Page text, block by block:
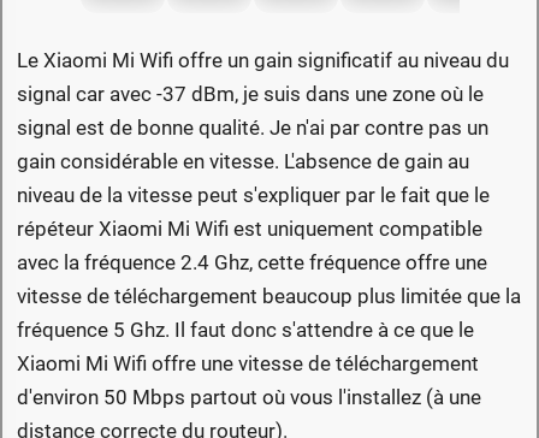
Le Xiaomi Mi Wifi offre un gain significatif au niveau du
signal car avec -37 dBm, je suis dans une zone où le
signal est de bonne qualité. Je n'ai par contre pas un
gain considérable en vitesse. L'absence de gain au
niveau de la vitesse peut s'expliquer par le fait que le
répéteur Xiaomi Mi Wifi est uniquement compatible
avec la fréquence 2.4 Ghz, cette fréquence offre une
vitesse de téléchargement beaucoup plus limitée que la
fréquence 5 Ghz. Il faut donc s'attendre à ce que le
Xiaomi Mi Wifi offre une vitesse de téléchargement
d'environ 50 Mbps partout où vous l'installez (à une
distance correcte du routeur).